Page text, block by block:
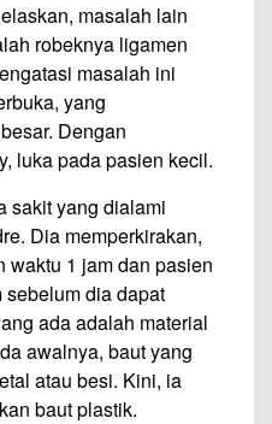
masalah lain
robeknya ligamen
masalah ini
yang
Dengan
luka pada pasien kecil.
sakit yang dialami
Dia memperkirakan,
waktu 1 jam dan pasien
dia dapat
ada adalah material
awalnya, baut yang
atau besi. Kini, ia
baut plastik.